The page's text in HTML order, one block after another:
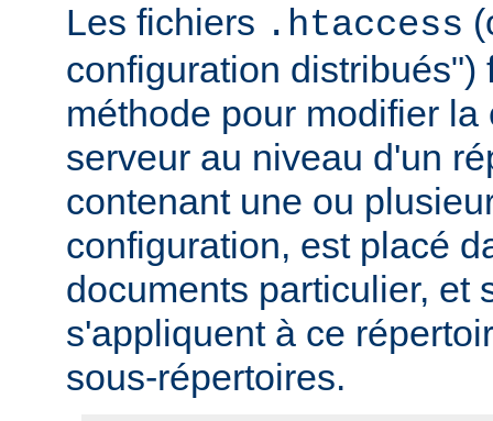
Les fichiers .htaccess
configuration distribués")
méthode pour modifier
serveur au niveau d'un
contenant une ou
configuration, est placé
documents particulier, et
s'appliquent à ce
sous-répertoires.